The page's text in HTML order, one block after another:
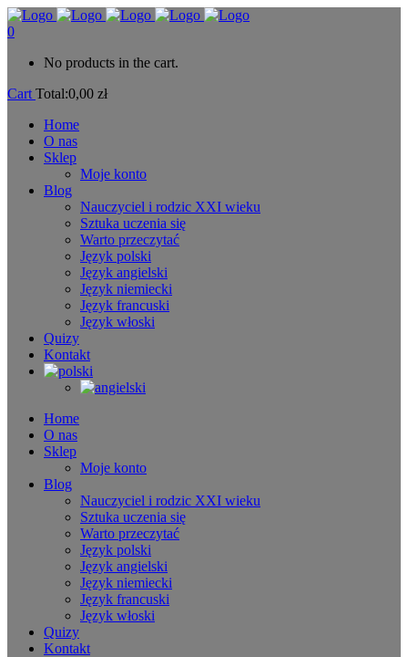
0
No products in the cart.
Cart Total:0,00 zł
Home
O nas
Sklep
Moje konto
Blog
Nauczyciel i rodzic XXI wieku
Sztuka uczenia się
Warto przeczytać
Język polski
Język angielski
Język niemiecki
Język francuski
Język włoski
Quizy
Kontakt
Home
O nas
Sklep
Moje konto
Blog
Nauczyciel i rodzic XXI wieku
Sztuka uczenia się
Warto przeczytać
Język polski
Język angielski
Język niemiecki
Język francuski
Język włoski
Quizy
Kontakt